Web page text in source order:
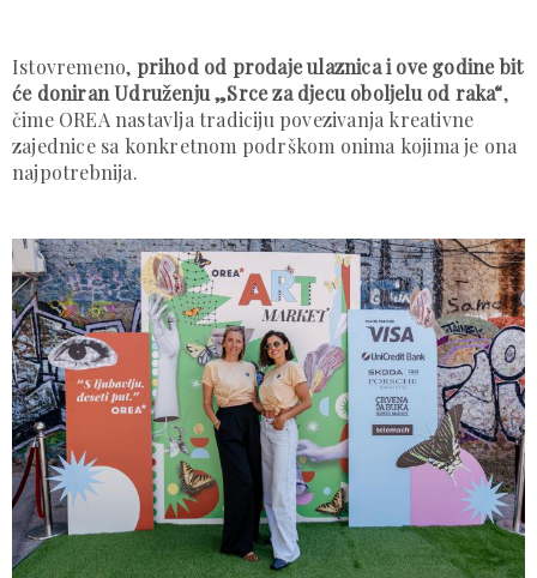
Istovremeno, prihod od prodaje ulaznica i ove godine bit
će doniran Udruženju „Srce za djecu oboljelu od raka“,
čime OREA nastavlja tradiciju povezivanja kreativne
zajednice sa konkretnom podrškom onima kojima je ona
najpotrebnija.